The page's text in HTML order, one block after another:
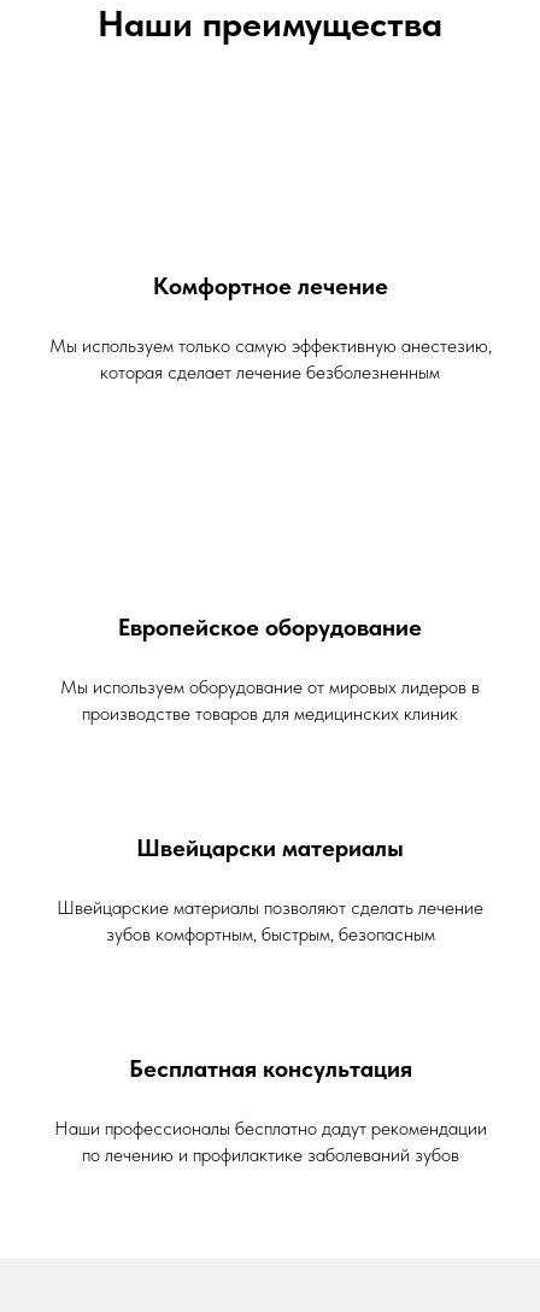
Наши преимущества
Комфортное лечение
Мы используем только самую эффективную анестезию,
которая сделает лечение безболезненным
Европейское оборудование
Мы используем оборудование от мировых лидеров в
производстве товаров для медицинских клиник
Швейцарски материалы
Швейцарские материалы позволяют сделать лечение
зубов комфортным, быстрым, безопасным
Бесплатная консультация
Наши профессионалы бесплатно дадут рекомендации
по лечению и профилактике заболеваний зубов